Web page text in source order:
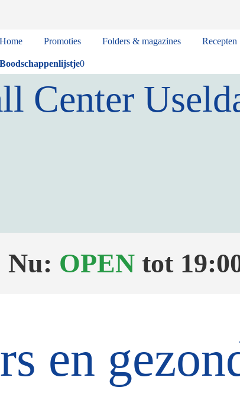
Home Promoties Folders & magazines Recepten
Boodschappenlijstje0
Center
Nu: OPEN tot
en